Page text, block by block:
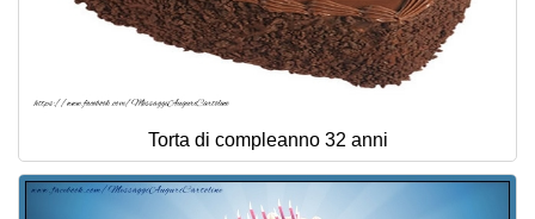
Torta di compleanno 32 anni